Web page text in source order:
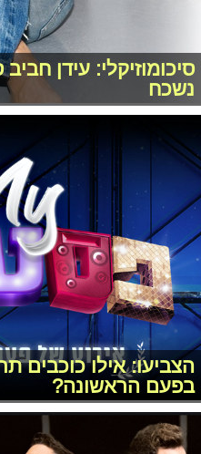
סיכומוזיקלי: עידן
נשכח
הצביעו: אילו כוכבים
בפעם הראשונה?